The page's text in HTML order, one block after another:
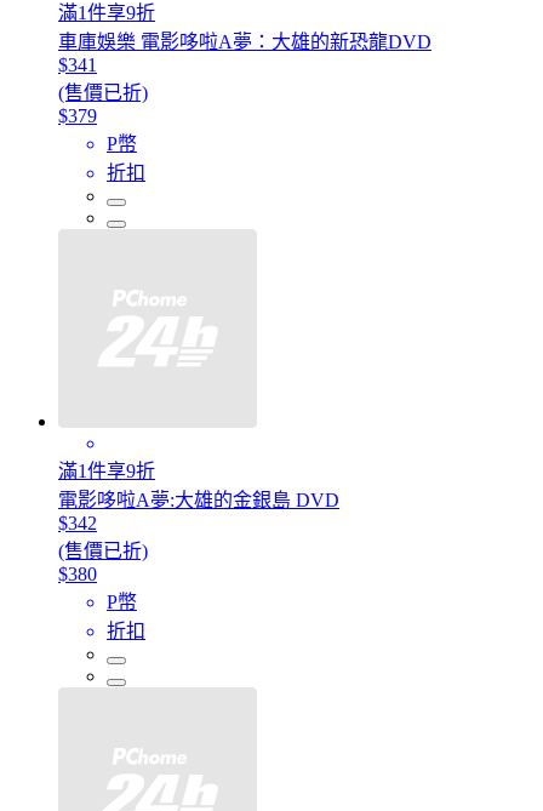
滿1件享9折
車庫娛樂 電影哆啦A夢：大雄的新恐龍DVD
$341
(售價已折)
$379
P幣
折扣
滿1件享9折
電影哆啦A夢:大雄的金銀島 DVD
$342
(售價已折)
$380
P幣
折扣